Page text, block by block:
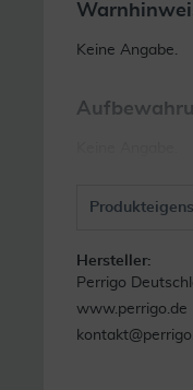
Keine Angabe.
Hersteller:
Perrigo
www.perrigo.de